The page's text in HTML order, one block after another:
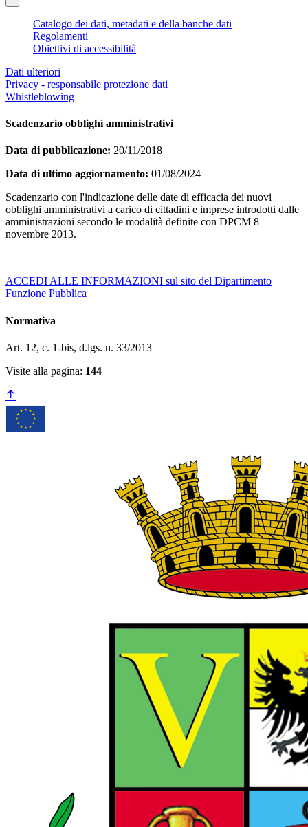
Catalogo dei dati, metadati e della banche dati
Regolamenti
Obiettivi di accessibilità
Dati ulteriori
Privacy - responsabile protezione dati
Whistleblowing
Scadenzario obblighi amministrativi
Data di pubblicazione: 20/11/2018
Data di ultimo aggiornamento: 01/08/2024
Scadenzario con l'indicazione delle date di efficacia dei nuovi
obblighi amministrativi a carico di cittadini e imprese introdotti dalle
amministrazioni secondo le modalità definite con DPCM 8
novembre 2013.
ACCEDI ALLE INFORMAZIONI sul sito del Dipartimento
Funzione Pubblica
Normativa
Art. 12, c. 1-bis, d.lgs. n. 33/2013
Visite alla pagina: 144